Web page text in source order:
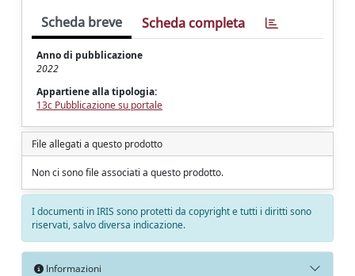
Scheda breve Scheda completa
Anno di pubblicazione
2022
Appartiene alla tipologia:
13c Pubblicazione su portale
File allegati a questo prodotto
Non ci sono file associati a questo prodotto.
I documenti in IRIS sono protetti da copyright e tutti i diritti sono
riservati, salvo diversa indicazione.
Informazioni